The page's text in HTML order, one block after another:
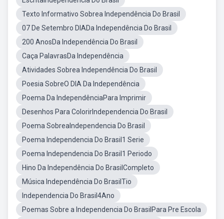
Texto Informativo Sobrea Independência Do Brasil
07 De Setembro DIADa Independência Do Brasil
200 AnosDa Independência Do Brasil
Caça PalavrasDa Independência
Atividades Sobrea Independência Do Brasil
Poesia SobreO DIA Da Independência
Poema Da IndependênciaPara Imprimir
Desenhos Para ColorirIndependencia Do Brasil
Poema SobreaIndependencia Do Brasil
Poema Independencia Do Brasil1 Serie
Poema Independencia Do Brasil1 Periodo
Hino Da Independência Do BrasilCompleto
Música Independência Do BrasilTio
Independencia Do Brasil4Ano
Poemas Sobre a Independencia Do BrasilPara Pre Escola